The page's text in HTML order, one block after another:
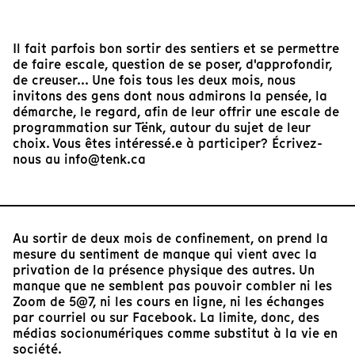
Il fait parfois bon sortir des sentiers et se permettre
de faire escale, question de se poser, d'approfondir,
de creuser... Une fois tous les deux mois, nous
invitons des gens dont nous admirons la pensée, la
démarche, le regard, afin de leur offrir une escale de
programmation sur Tënk, autour du sujet de leur
choix. Vous êtes intéressé.e à participer? Écrivez-
nous au info@tenk.ca
Au sortir de deux mois de confinement, on prend la
mesure du sentiment de manque qui vient avec la
privation de la présence physique des autres. Un
manque que ne semblent pas pouvoir combler ni les
Zoom de 5@7, ni les cours en ligne, ni les échanges
par courriel ou sur Facebook. La limite, donc, des
médias socionumériques comme substitut à la vie en
société.